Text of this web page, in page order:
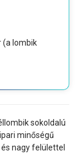
(a lombik
sokoldalú
minőségű
nagy felülettel